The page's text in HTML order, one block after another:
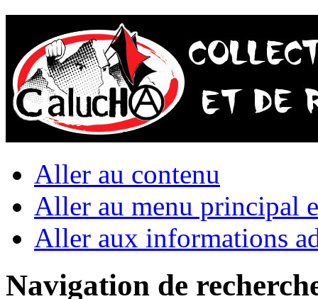
Aller au contenu
Aller au menu principal
Aller aux informations
Navigation de